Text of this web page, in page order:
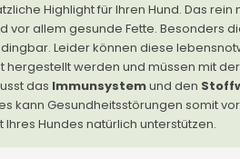
Highlight für Ihren Hund. Das
vor allem gesunde Fette. Besonders
Leider können diese
hergestellt werden und müssen mit
das Immunsystemund den
kann Gesundheitsstörungen somit
Hundes natürlich unterstützen.